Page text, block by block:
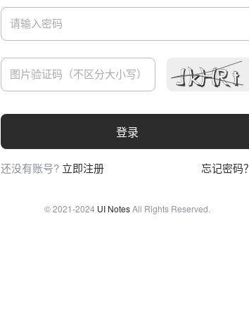
登录
还没有账号? 立即注册 忘记密码？
© 2021-2024 UI NotesAll Rights Reserved.